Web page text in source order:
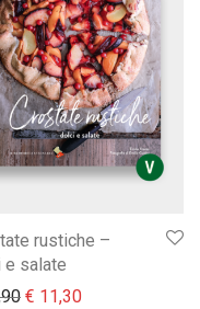
rustiche –
e salate
Il prezzo originale era:
€ 11,30Il prezzo